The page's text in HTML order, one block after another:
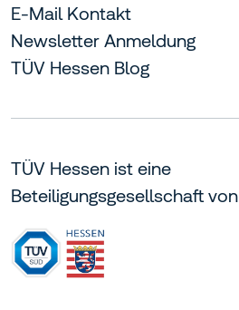
E-Mail Kontakt
Newsletter Anmeldung
TÜV Hessen Blog
TÜV Hessen ist eine
Beteiligungsgesellschaft von